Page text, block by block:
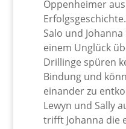
Oppenheimer
Salo und
einem Unglück
Drillinge spüren
Bindung und
einander zu
Lewyn und Sally
trifft Johanna die